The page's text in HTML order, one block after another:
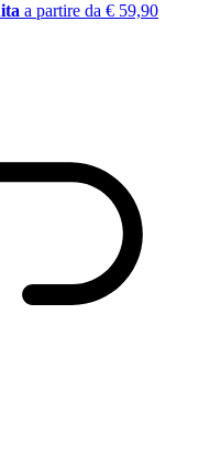
a partire da € 59,90